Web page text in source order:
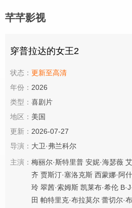
芊芊影视
穿普拉达的女王2
状态： 更新至高清
年份： 2026
类型： 喜剧片
地区： 美国
更新： 2026-07-27
导演： 大卫·弗兰科尔
主演： 梅丽尔·斯特里普 安妮·海瑟薇
齐 贾斯汀·塞洛克斯 西蒙娜·阿
玲 翠茜·索姆斯 凯莱布·希伦
田 帕特里克·布拉莫尔 蕾切尔·